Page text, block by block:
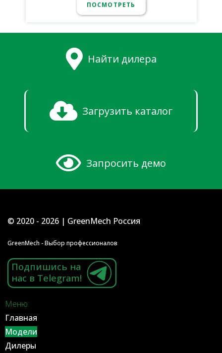
ПОСМОТРЕТЬ
Найти дилера
Загрузить каталог
Запросить демо
© 2020 - 2026 | GreenMech Россия
GreenMech - Выбор профессионалов
Подпишись на
нас в Telegram!
Меню:
Главная
Модели
Дилеры